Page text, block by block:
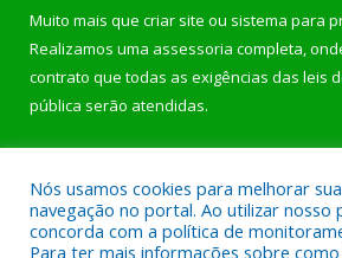
Muito mais que criar site ou sistema para
Realizamos uma assessoria completa,
contrato que todas as exigências das leis
pública serão atendidas.
Nós usamos cookies para melhorar
navegação no portal. Ao utilizar nosso
concorda com a política de
Para ter mais informações sobre